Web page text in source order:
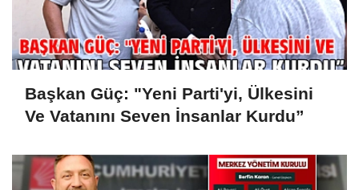
Başkan Güç: "Yeni Parti'yi, Ülkesini
Ve Vatanını Seven İnsanlar Kurdu”